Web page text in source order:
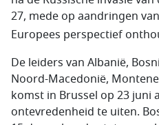
27, mede op aandringen
Europees perspectief
De leiders van Albanië,
Noord-Macedonië,
komst in Brussel op 23 juni
ontevredenheid te uiten.